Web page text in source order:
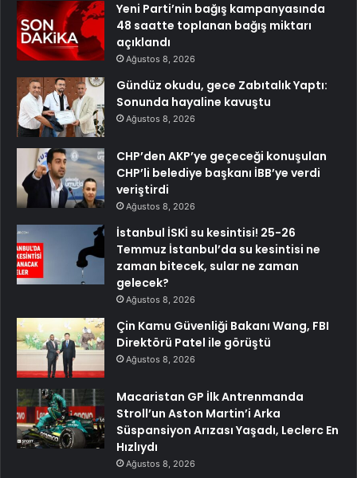
Yeni Parti’nin bağış kampanyasında
48 saatte toplanan bağış miktarı
açıklandı
Ağustos 8, 2026
Gündüz okudu, gece Zabıtalık Yaptı:
Sonunda hayaline kavuştu
Ağustos 8, 2026
CHP’den AKP’ye geçeceği konuşulan
CHP’li belediye başkanı İBB’ye verdi
veriştirdi
Ağustos 8, 2026
İstanbul İSKİ su kesintisi! 25-26
Temmuz İstanbul’da su kesintisi ne
zaman bitecek, sular ne zaman
gelecek?
Ağustos 8, 2026
Çin Kamu Güvenliği Bakanı Wang, FBI
Direktörü Patel ile görüştü
Ağustos 8, 2026
Macaristan GP İlk Antrenmanda
Stroll’un Aston Martin’i Arka
Süspansiyon Arızası Yaşadı, Leclerc En
Hızlıydı
Ağustos 8, 2026